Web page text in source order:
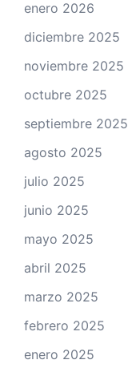
enero 2026
diciembre 2025
noviembre 2025
octubre 2025
septiembre 2025
agosto 2025
julio 2025
junio 2025
mayo 2025
abril 2025
marzo 2025
febrero 2025
enero 2025